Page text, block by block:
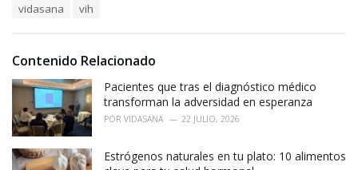
s
:
vidasana
vih
Contenido Relacionado
Pacientes que tras el diagnóstico médico
transforman la adversidad en esperanza
POR VIDASANA 22 JULIO, 2026
Estrógenos naturales en tu plato: 10 alimentos